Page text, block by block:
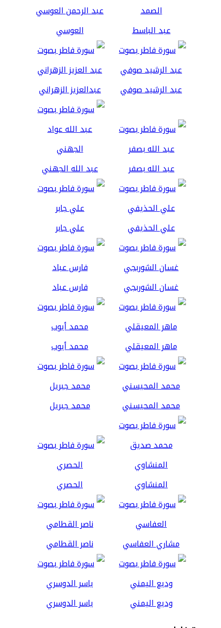
عبد الباسط العوسي
عبد الرشيد صوفي عبدالعزيز الزهراني
عبد الله بصفر عبد الله الجهني
علي الحذيفي علي جابر
غسان الشوربجي فارس عباد
ماهر المعيقلي محمد أيوب
محمد المحيسني محمد جبريل
المنشاوي الحصري
مشاري العفاسي ناصر القطامي
وديع اليمني ياسر الدوسري